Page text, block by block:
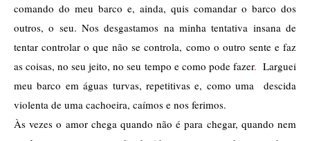
comando do meu barco e, ainda, quis comandar o barco dos
outros, o seu. Nos desgastamos na minha tentativa insana de
tentar controlar o que não se controla, como o outro sente e faz
as coisas, no seu jeito, no seu tempo e como pode fazer. Larguei
meu barco em águas turvas, repetitivas e, como uma  descida
violenta de uma cachoeira, caímos e nos ferimos.
Às vezes o amor chega quando não é para chegar, quando nem